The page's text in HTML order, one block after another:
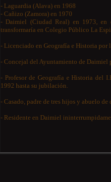
- Laguardia (Alava) en 1968
- Cañizo (Zamora) en 1970
- Daimiel (Ciudad Real) en 1973, en
transformaría en Colegio Público La
- Licenciado en Geografía e Historia por
- Concejal del Ayuntamiento de Daimiel
- Profesor de Geografía e Historia del
1992 hasta su jubilación.
- Casado, padre de tres hijos y abuelo de
- Residente en Daimiel